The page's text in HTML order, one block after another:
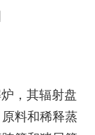
，其辐射盘
料和稀释蒸